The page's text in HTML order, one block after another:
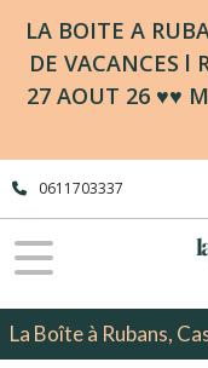
LA BOITE A
DE VACANCES l
27 AOUT 26 ♥♥
0611703337
La Boîte à Rubans,